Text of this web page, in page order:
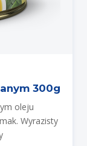
300g
oleju
Wyrazisty